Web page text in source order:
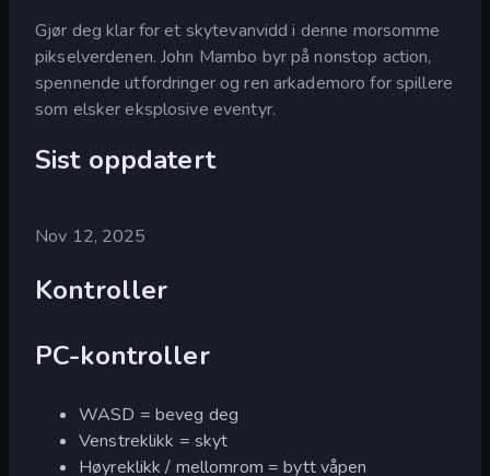
Gjør deg klar for et skytevanvidd i denne morsomme
pikselverdenen. John Mambo byr på nonstop action,
spennende utfordringer og ren arkademoro for spillere
som elsker eksplosive eventyr.
Sist oppdatert
Nov 12, 2025
Kontroller
PC-kontroller
WASD = beveg deg
Venstreklikk = skyt
Høyreklikk / mellomrom = bytt våpen